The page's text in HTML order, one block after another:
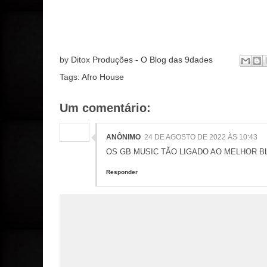
by Ditox Produções - O Blog das 9dades
Tags: Afro House
Um comentário:
ANÔNIMO 24 DE AGOSTO DE 2022 ÀS 10:43
OS GB MUSIC TÃO LIGADO AO MELHOR
Responder